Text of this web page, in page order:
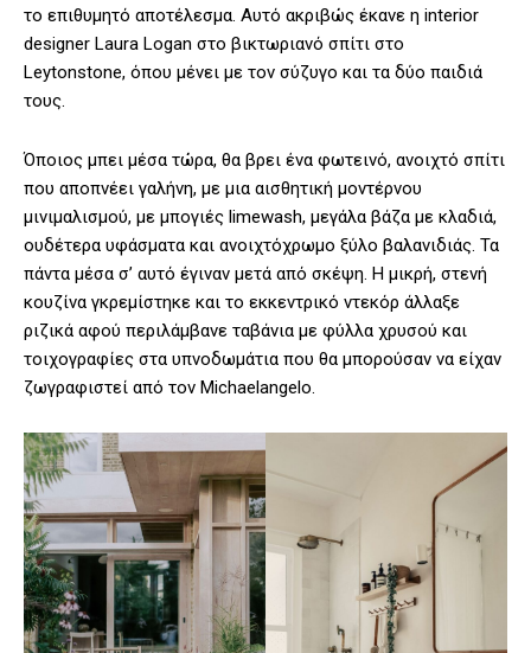
το επιθυμητό αποτέλεσμα. Αυτό ακριβώς έκανε η interior
designer Laura Logan στο βικτωριανό σπίτι στο
Leytonstone, όπου μένει με τον σύζυγο και τα δύο παιδιά
τους.
Όποιος μπει μέσα τώρα, θα βρει ένα φωτεινό, ανοιχτό σπίτι
που αποπνέει γαλήνη, με μια αισθητική μοντέρνου
μινιμαλισμού, με μπογιές limewash, μεγάλα βάζα με κλαδιά,
ουδέτερα υφάσματα και ανοιχτόχρωμο ξύλο βαλανιδιάς. Τα
πάντα μέσα σ’ αυτό έγιναν μετά από σκέψη. Η μικρή, στενή
κουζίνα γκρεμίστηκε και το εκκεντρικό ντεκόρ άλλαξε
ριζικά αφού περιλάμβανε ταβάνια με φύλλα χρυσού και
τοιχογραφίες στα υπνοδωμάτια που θα μπορούσαν να είχαν
ζωγραφιστεί από τον Michaelangelo.